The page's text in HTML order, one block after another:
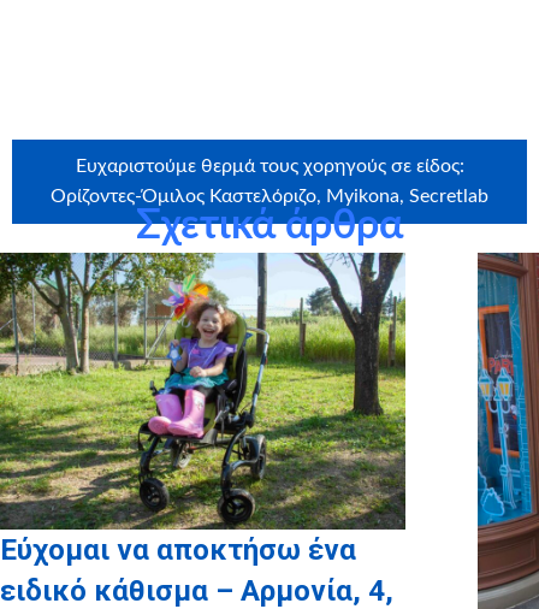
Ευχαριστούμε θερμά τους χορηγούς σε είδος:
Ορίζοντες-Όμιλος Καστελόριζο, Μyikona, Secretlab
Ευχαριστούμε θερμά την εταιρείαCraftbox.gr
για την
αποστολή birthday box – έκπληξη σε όλα τα παιδιά μας,
καθώς και τοmyikona.grγια τη χορηγία όλων των
προσωποποιημένων φωτογραφικών άλμπουμ!
Σχετικά άρθρα
Εύχομαι να αποκτήσω ένα
ειδικό κάθισμα – Αρμονία, 4,